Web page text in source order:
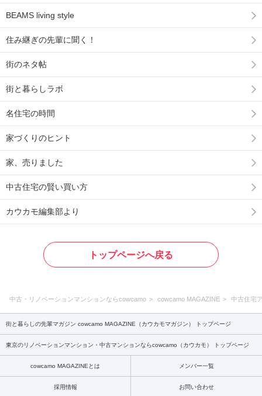
BEAMS living style
住み継ぎの先輩に聞く！
街のネタ帖
街と暮らしラボ
名住宅の時間
家づくりのヒント
家、売りました
中古住宅の賢い買い方
カウカモ編集部より
トップページへ戻る
中古・リノベーションマンションならcowcamo cowcamo MAGAZINE 中古住宅
街と暮らしの先輩マガジン cowcamo MAGAZINE（カウカモマガジン） トップページ
東京のリノベーションマンション・中古マンションならcowcamo（カウカモ） トップページ
cowcamo MAGAZINEとは メンバー一覧
採用情報 お問い合わせ